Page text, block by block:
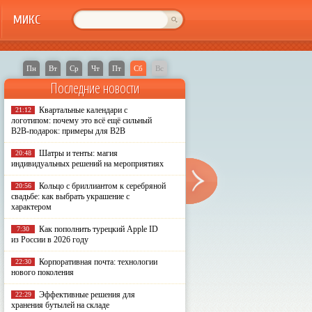
МИКС
Пн Вт Ср Чт Пт Сб Вс
Последние новости
21:12
Квартальные календари с
логотипом: почему это всё ещё сильный
B2B-подарок: примеры для B2B
20:48
Шатры и тенты: магия
индивидуальных решений на мероприятиях
20:56
Кольцо с бриллиантом к серебряной
свадьбе: как выбрать украшение с
характером
7:30
Как пополнить турецкий Apple ID
из России в 2026 году
22:30
Корпоративная почта: технологии
нового поколения
22:29
Эффективные решения для
хранения бутылей на складе